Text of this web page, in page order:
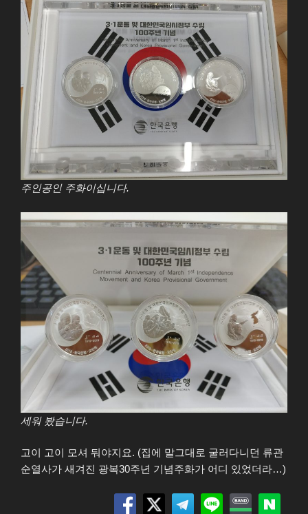
주인공인 주화이십니다.
세워 봤습니다.
고이 고이 모셔 둬야지요. (집에 말그대로 굴러다니던 류관
순열사가 새겨진 광복30주년 기념주화가 어디 있었더라…)